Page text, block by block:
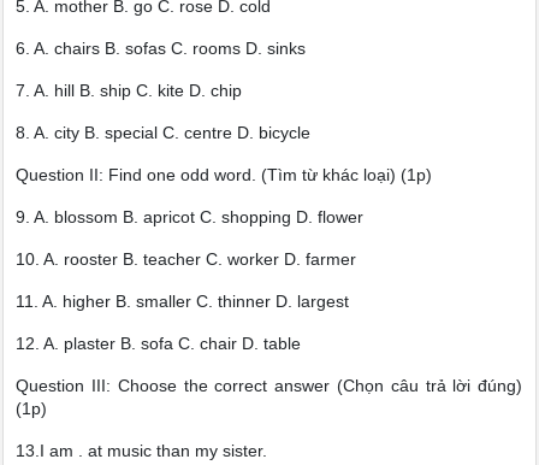
5. A. mother B. go C. rose D. cold
6. A. chairs B. sofas C. rooms D. sinks
7. A. hill B. ship C. kite D. chip
8. A. city B. special C. centre D. bicycle
Question II: Find one odd word. (Tìm từ khác loại) (1p)
9. A. blossom B. apricot C. shopping D. flower
10. A. rooster B. teacher C. worker D. farmer
11. A. higher B. smaller C. thinner D. largest
12. A. plaster B. sofa C. chair D. table
Question III: Choose the correct answer (Chọn câu trả lời đúng)
(1p)
13.I am . at music than my sister.